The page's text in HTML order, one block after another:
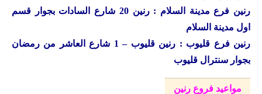
رنين فرع مدينة السلام : رنين 20 شارع السادات بجوار قسم
اول مدينة السلام
رنين فرع قليوب : رنين قليوب – 1 شارع العاشر من رمضان
بجوار سنترال قليوب
مواعيد فروع رنين